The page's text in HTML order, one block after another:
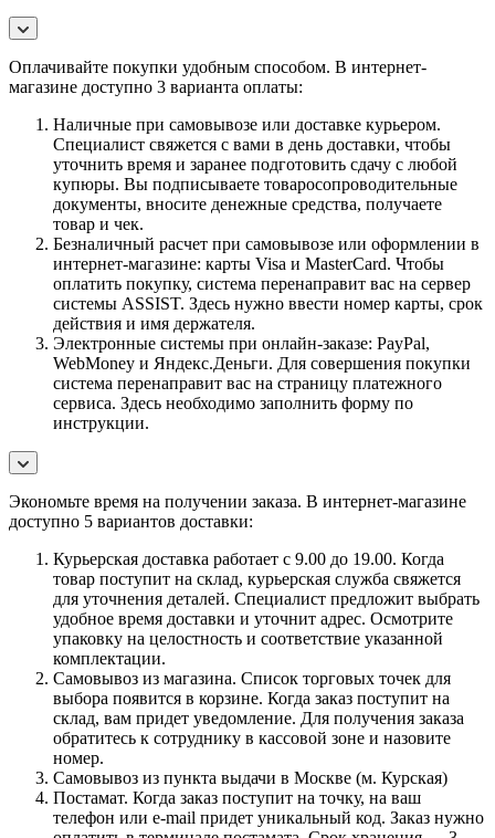
Оплачивайте покупки удобным способом. В интернет-
магазине доступно 3 варианта оплаты:
Наличные при самовывозе или доставке курьером.
Специалист свяжется с вами в день доставки, чтобы
уточнить время и заранее подготовить сдачу с любой
купюры. Вы подписываете товаросопроводительные
документы, вносите денежные средства, получаете
товар и чек.
Безналичный расчет при самовывозе или оформлении в
интернет-магазине: карты Visa и MasterCard. Чтобы
оплатить покупку, система перенаправит вас на сервер
системы ASSIST. Здесь нужно ввести номер карты, срок
действия и имя держателя.
Электронные системы при онлайн-заказе: PayPal,
WebMoney и Яндекс.Деньги. Для совершения покупки
система перенаправит вас на страницу платежного
сервиса. Здесь необходимо заполнить форму по
инструкции.
Экономьте время на получении заказа. В интернет-магазине
доступно 5 вариантов доставки:
Курьерская доставка работает с 9.00 до 19.00. Когда
товар поступит на склад, курьерская служба свяжется
для уточнения деталей. Специалист предложит выбрать
удобное время доставки и уточнит адрес. Осмотрите
упаковку на целостность и соответствие указанной
комплектации.
Самовывоз из магазина. Список торговых точек для
выбора появится в корзине. Когда заказ поступит на
склад, вам придет уведомление. Для получения заказа
обратитесь к сотруднику в кассовой зоне и назовите
номер.
Самовывоз из пункта выдачи в Москве (м. Курская)
Постамат. Когда заказ поступит на точку, на ваш
телефон или e-mail придет уникальный код. Заказ нужно